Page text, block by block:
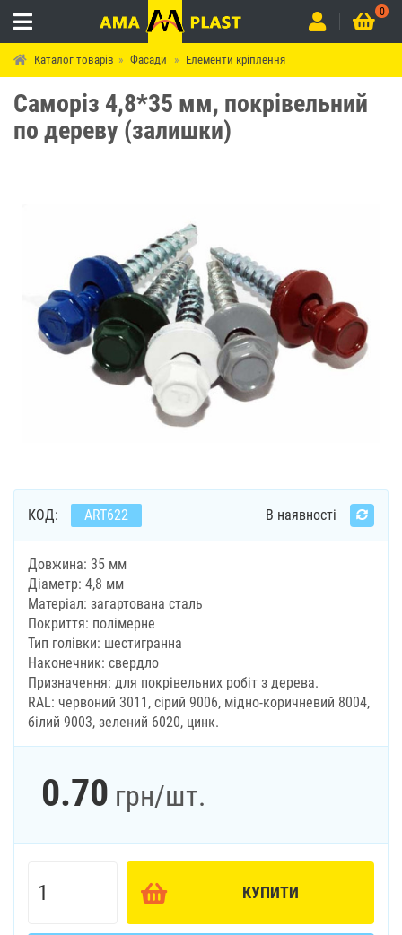
0
Каталог товарів Фасади Елементи кріплення
Саморіз 4,8*35 мм, покрівельний
по дереву (залишки)
КОД: ART622 В наявності
Довжина: 35 мм
Діаметр: 4,8 мм
Матеріал: загартована сталь
Покриття: полімерне
Тип голівки: шестигранна
Наконечник: свердло
Призначення: для покрівельних робіт з дерева.
RAL: червоний 3011, сірий 9006, мідно-коричневий 8004,
білий 9003, зелений 6020, цинк.
0.70 грн/шт.
КУПИТИ